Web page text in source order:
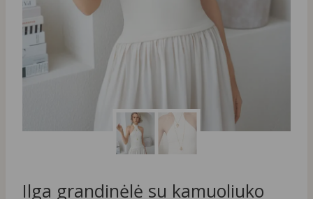
Ilga grandinėlė su kamuoliuko